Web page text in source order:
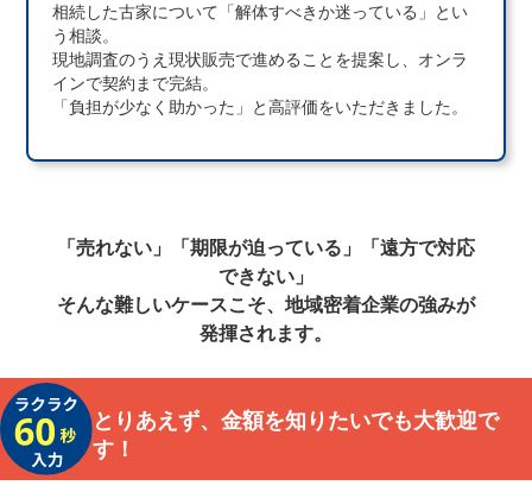
相続した古家について「解体すべきか迷っている」とい
う相談。
現地調査のうえ現状販売で進めることを提案し、オンラ
インで契約まで完結。
「負担が少なく助かった」と高評価をいただきました。
「売れない」「期限が迫っている」「遠方で対応
できない」
そんな難しいケースこそ、地域密着企業の強みが
発揮されます。
とりあえず、金額を知りたいでも大歓迎で
す！